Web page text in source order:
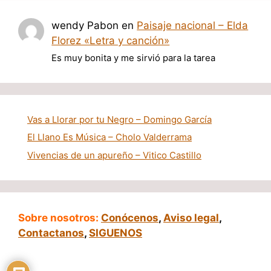
wendy Pabon en Paisaje nacional – Elda
Florez «Letra y canción»
Es muy bonita y me sirvió para la tarea
Vas a Llorar por tu Negro – Domingo García
El Llano Es Música – Cholo Valderrama
Vivencias de un apureño – Vitico Castillo
Sobre nosotros: Conócenos, Aviso legal,
Contactanos, SIGUENOS